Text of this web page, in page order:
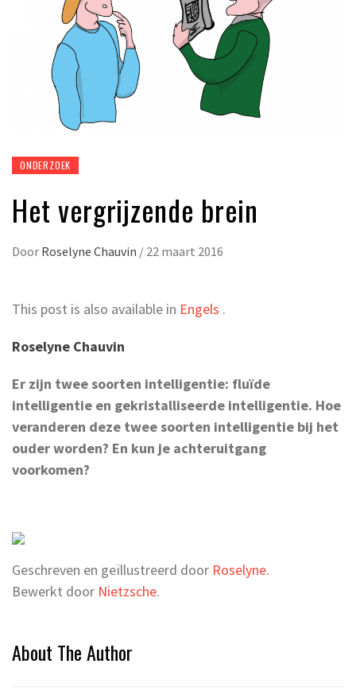
ONDERZOEK
Het vergrijzende brein
Door Roselyne Chauvin / 22 maart 2016
This post is also available in Engels .
Roselyne Chauvin
Er zijn twee soorten intelligentie: fluïde
intelligentie en gekristalliseerde intelligentie. Hoe
veranderen deze twee soorten intelligentie bij het
ouder worden? En kun je achteruitgang
voorkomen?
Geschreven en geïllustreerd door Roselyne.
Bewerkt door Nietzsche.
About The Author